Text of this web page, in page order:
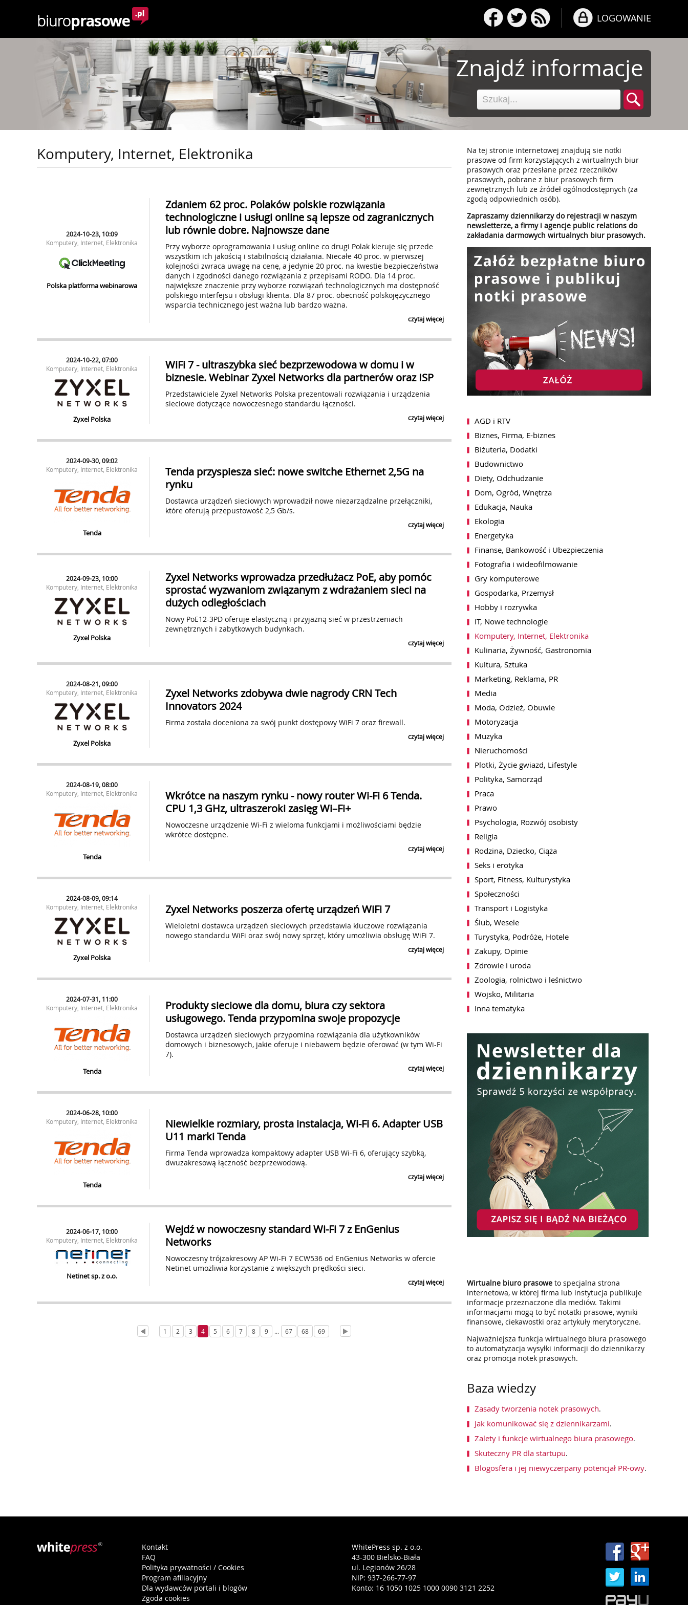
LOGOWANIE
Znajdź informacje
Komputery, Internet, Elektronika
2024-10-23, 10:09
Komputery, Internet, Elektronika
Polska platforma webinarowa
Zdaniem 62 proc. Polaków polskie rozwiązania
technologiczne i usługi online są lepsze od zagranicznych
lub równie dobre. Najnowsze dane
Przy wyborze oprogramowania i usług online co drugi Polak kieruje się przede
wszystkim ich jakością i stabilnością działania. Niecałe 40 proc. w pierwszej
kolejności zwraca uwagę na cenę, a jedynie 20 proc. na kwestie bezpieczeństwa
danych i zgodności danego rozwiązania z przepisami RODO. Dla 14 proc.
największe znaczenie przy wyborze rozwiązań technologicznych ma dostępność
polskiego interfejsu i obsługi klienta. Dla 87 proc. obecność polskojęzycznego
wsparcia technicznego jest ważna lub bardzo ważna.
czytaj więcej
2024-10-22, 07:00
Komputery, Internet, Elektronika
Zyxel Polska
WiFi 7 - ultraszybka sieć bezprzewodowa w domu i w
biznesie. Webinar Zyxel Networks dla partnerów oraz ISP
Przedstawiciele Zyxel Networks Polska prezentowali rozwiązania i urządzenia
sieciowe dotyczące nowoczesnego standardu łączności.
czytaj więcej
2024-09-30, 09:02
Komputery, Internet, Elektronika
Tenda
Tenda przyspiesza sieć: nowe switche Ethernet 2,5G na
rynku
Dostawca urządzeń sieciowych wprowadził nowe niezarządzalne przełączniki,
które oferują przepustowość 2,5 Gb/s.
czytaj więcej
2024-09-23, 10:00
Komputery, Internet, Elektronika
Zyxel Polska
Zyxel Networks wprowadza przedłużacz PoE, aby pomóc
sprostać wyzwaniom związanym z wdrażaniem sieci na
dużych odległościach
Nowy PoE12-3PD oferuje elastyczną i przyjazną sieć w przestrzeniach
zewnętrznych i zabytkowych budynkach.
czytaj więcej
2024-08-21, 09:00
Komputery, Internet, Elektronika
Zyxel Polska
Zyxel Networks zdobywa dwie nagrody CRN Tech
Innovators 2024
Firma została doceniona za swój punkt dostępowy WiFi 7 oraz firewall.
czytaj więcej
2024-08-19, 08:00
Komputery, Internet, Elektronika
Tenda
Wkrótce na naszym rynku - nowy router Wi-Fi 6 Tenda.
CPU 1,3 GHz, ultraszeroki zasięg Wi–Fi+
Nowoczesne urządzenie Wi-Fi z wieloma funkcjami i możliwościami będzie
wkrótce dostępne.
czytaj więcej
2024-08-09, 09:14
Komputery, Internet, Elektronika
Zyxel Polska
Zyxel Networks poszerza ofertę urządzeń WiFi 7
Wieloletni dostawca urządzeń sieciowych przedstawia kluczowe rozwiązania
nowego standardu WiFi oraz swój nowy sprzęt, który umożliwia obsługę WiFi 7.
czytaj więcej
2024-07-31, 11:00
Komputery, Internet, Elektronika
Tenda
Produkty sieciowe dla domu, biura czy sektora
usługowego. Tenda przypomina swoje propozycje
Dostawca urządzeń sieciowych przypomina rozwiązania dla użytkowników
domowych i biznesowych, jakie oferuje i niebawem będzie oferować (w tym Wi-Fi
7).
czytaj więcej
2024-06-28, 10:00
Komputery, Internet, Elektronika
Tenda
Niewielkie rozmiary, prosta instalacja, Wi-Fi 6. Adapter USB
U11 marki Tenda
Firma Tenda wprowadza kompaktowy adapter USB Wi-Fi 6, oferujący szybką,
dwuzakresową łączność bezprzewodową.
czytaj więcej
2024-06-17, 10:00
Komputery, Internet, Elektronika
Netinet sp. z o.o.
Wejdź w nowoczesny standard Wi-Fi 7 z EnGenius
Networks
Nowoczesny trójzakresowy AP Wi-Fi 7 ECW536 od EnGenius Networks w ofercie
Netinet umożliwia korzystanie z większych prędkości sieci.
czytaj więcej
1 2 3 4 5 6 7 8 9 ... 67 68 69
Na tej stronie internetowej znajdują sie notki
prasowe od firm korzystających z wirtualnych biur
prasowych oraz przesłane przez rzeczników
prasowych, pobrane z biur prasowych firm
zewnętrznych lub ze źródeł ogólnodostępnych (za
zgodą odpowiednich osób).
Zapraszamy dziennikarzy do rejestracji w naszym
newsletterze, a firmy i agencje public relations do
zakładania darmowych wirtualnych biur prasowych.
AGD i RTV
Biznes, Firma, E-biznes
Biżuteria, Dodatki
Budownictwo
Diety, Odchudzanie
Dom, Ogród, Wnętrza
Edukacja, Nauka
Ekologia
Energetyka
Finanse, Bankowość i Ubezpieczenia
Fotografia i wideofilmowanie
Gry komputerowe
Gospodarka, Przemysł
Hobby i rozrywka
IT, Nowe technologie
Komputery, Internet, Elektronika
Kulinaria, Żywność, Gastronomia
Kultura, Sztuka
Marketing, Reklama, PR
Media
Moda, Odzież, Obuwie
Motoryzacja
Muzyka
Nieruchomości
Plotki, Życie gwiazd, Lifestyle
Polityka, Samorząd
Praca
Prawo
Psychologia, Rozwój osobisty
Religia
Rodzina, Dziecko, Ciąża
Seks i erotyka
Sport, Fitness, Kulturystyka
Społeczności
Transport i Logistyka
Ślub, Wesele
Turystyka, Podróże, Hotele
Zakupy, Opinie
Zdrowie i uroda
Zoologia, rolnictwo i leśnictwo
Wojsko, Militaria
Inna tematyka
Wirtualne biuro prasowe to specjalna strona
internetowa, w której firma lub instytucja publikuje
informacje przeznaczone dla mediów. Takimi
informacjami mogą to być notatki prasowe, wyniki
finansowe, ciekawostki oraz artykuły merytoryczne.
Najważniejsza funkcja wirtualnego biura prasowego
to automatyzacja wysyłki informacji do dziennikarzy
oraz promocja notek prasowych.
Baza wiedzy
Zasady tworzenia notek prasowych.
Jak komunikować się z dziennikarzami.
Zalety i funkcje wirtualnego biura prasowego.
Skuteczny PR dla startupu.
Blogosfera i jej niewyczerpany potencjał PR-owy.
Kontakt
FAQ
Polityka prywatności / Cookies
Program afiliacyjny
Dla wydawców portali i blogów
Zgoda cookies
WhitePress sp. z o.o.
43-300 Bielsko-Biała
ul. Legionów 26/28
NIP: 937-266-77-97
Konto: 16 1050 1025 1000 0090 3121 2252
natychmiast po akceptacji notki przez redakcję
raz dziennie (wiadomość zbiorcza)
Zasięg*
Wyrażam zgodę na przetwarzanie moich danych osobowych przez WhitePress sp. z o.o. z siedzibą
w Bielsku-Białej przy ul. Legionów 26/28, w celu przesyłania mi na podany adres email informacji o
nowych notkach prasowych dodawanych przez użytkowników platformy WhitePress. Więcej
informacji związanych z przetwarzaniem danych osobowych znajdą Państwo w naszejPolityce
. Zgoda na przetwarzanie danych w ww. celu może być w każdej chwili cofnięta
, jak również przez kliknięcie w
Czytaj klauzulę ZAPISZ SIĘ DO NEWSLETTERA